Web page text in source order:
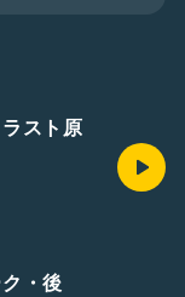
スト原
・後